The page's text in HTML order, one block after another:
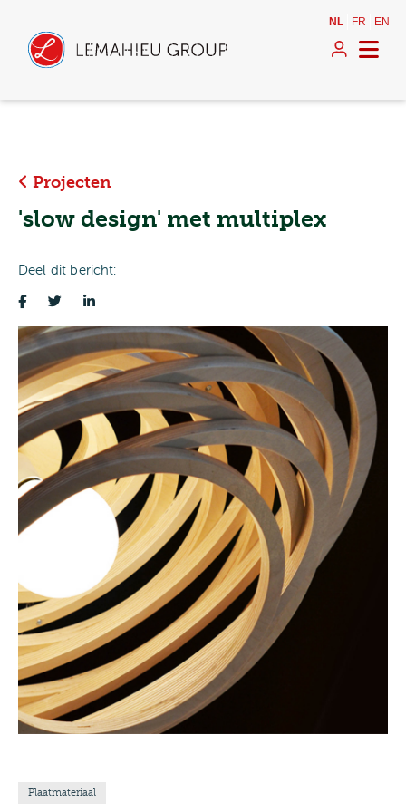
NL FR EN
Projecten
'slow design' met multiplex
Deel dit bericht:
Plaatmateriaal